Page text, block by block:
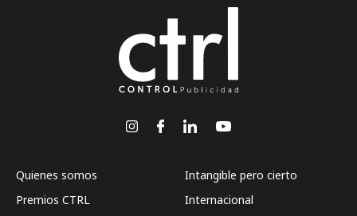
Quienes somos
Premios CTRL
Intangible pero cierto
Internacional